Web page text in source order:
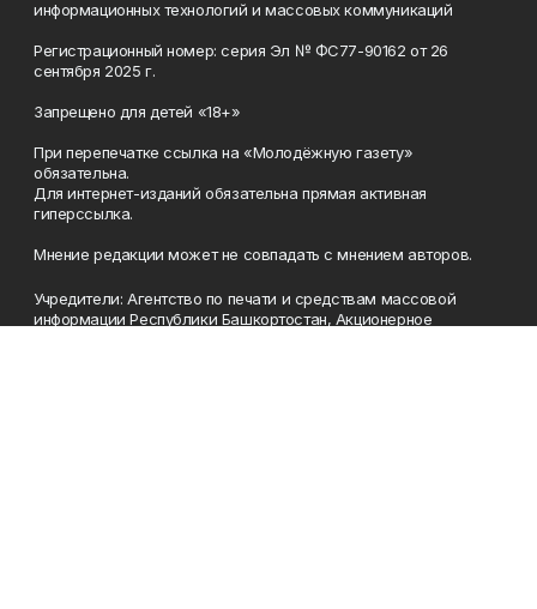
информационных технологий и массовых коммуникаций
Регистрационный номер: серия Эл № ФС77-90162 от 26
сентября 2025 г.
Запрещено для детей «18+»
При перепечатке ссылка на «Молодёжную газету»
обязательна.
Для интернет-изданий обязательна прямая активная
гиперссылка.
Мнение редакции может не совпадать с мнением авторов.
Учредители: Агентство по печати и средствам массовой
информации Республики Башкортостан, Акционерное